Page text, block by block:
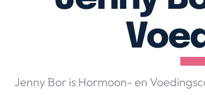
Jenny Bor is Hormoon- en